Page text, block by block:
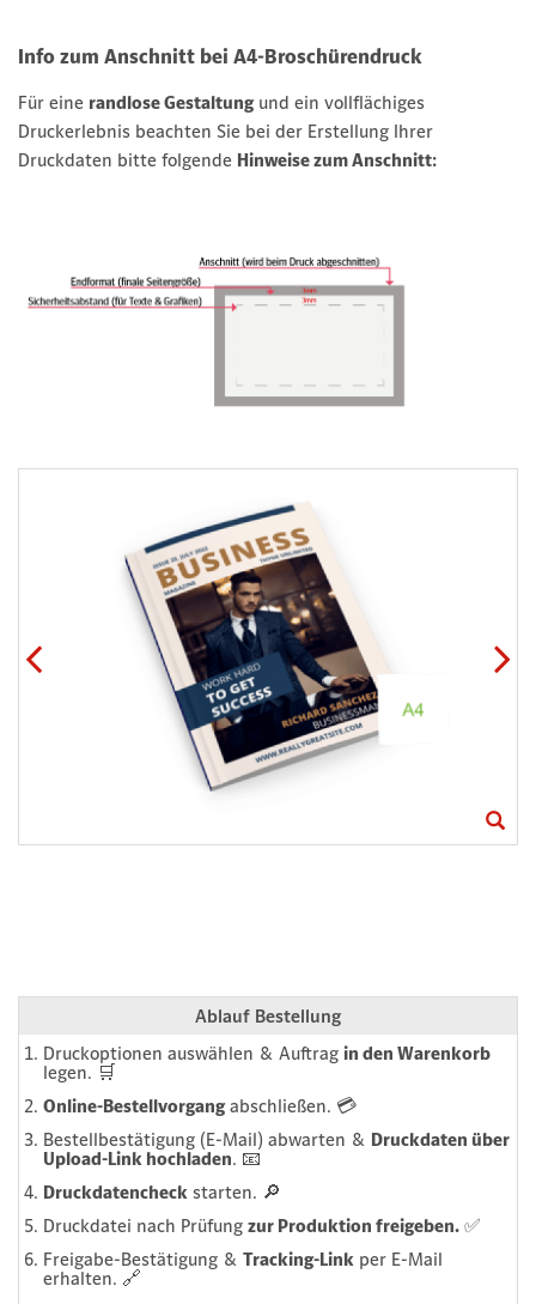
Info zum Anschnitt bei A4-Broschürendruck
Für eine randlose Gestaltungund ein vollflächiges
Druckerlebnis beachten Sie bei der Erstellung Ihrer
Druckdaten bitte folgende Hinweise zum Anschnitt:
Ablauf Bestellung
Druckoptionen auswählen & Auftrag in den Warenkorb
legen. 🛒
Online-Bestellvorgangabschließen. 💳
Bestellbestätigung (E-Mail) abwarten & Druckdaten über
Upload‑Link hochladen. 📧
Druckdatencheck starten. 🔎
Druckdatei nach Prüfung zur Produktion freigeben. ✅
Freigabe-Bestätigung & Tracking-Link per E-Mail
erhalten. 🔗